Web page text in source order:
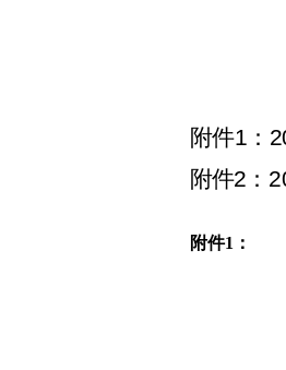
附件1 ：
附件2 ：
附件1 ：